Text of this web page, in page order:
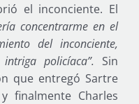
el inconciente. El
concentrarme en el
del inconciente,
policíaca”. Sin
que entregó Sartre
finalmente Charles